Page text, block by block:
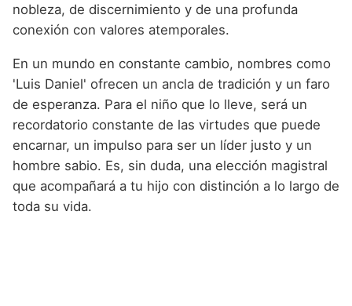
nobleza, de discernimiento y de una profunda
conexión con valores atemporales.
En un mundo en constante cambio, nombres como
'Luis Daniel' ofrecen un ancla de tradición y un faro
de esperanza. Para el niño que lo lleve, será un
recordatorio constante de las virtudes que puede
encarnar, un impulso para ser un líder justo y un
hombre sabio. Es, sin duda, una elección magistral
que acompañará a tu hijo con distinción a lo largo de
toda su vida.